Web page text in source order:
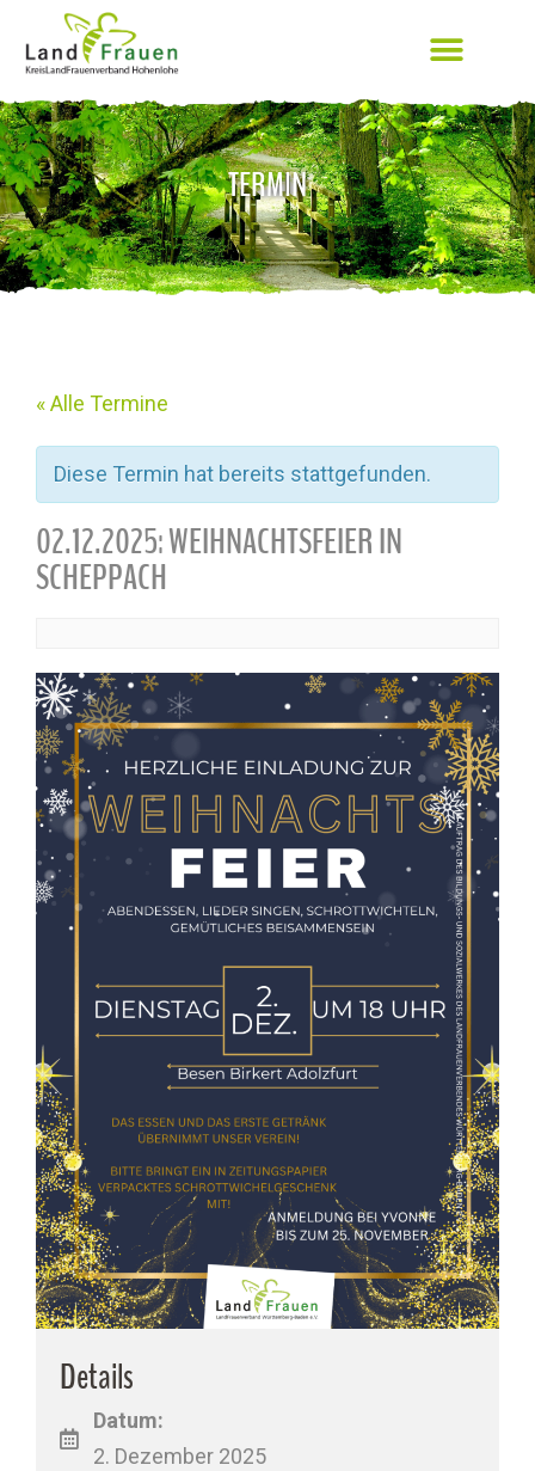
TERMIN
« Alle Termine
Diese Termin hat bereits stattgefunden.
02.12.2025: WEIHNACHTSFEIER IN
SCHEPPACH
Details
Datum:
2. Dezember 2025